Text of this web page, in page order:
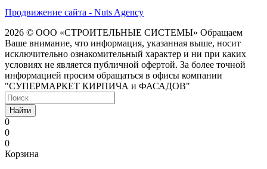
Продвижение сайта - Nuts Agency
2026 © ООО «СТРОИТЕЛЬНЫЕ СИСТЕМЫ» Обращаем
Ваше внимание, что информация, указанная выше, носит
исключительно ознакомительный характер и ни при каких
условиях не является публичной офертой. За более точной
информацией просим обращаться в офисы компании
"СУПЕРМАРКЕТ КИРПИЧА и ФАСАДОВ"
Найти
0
0
0
Корзина